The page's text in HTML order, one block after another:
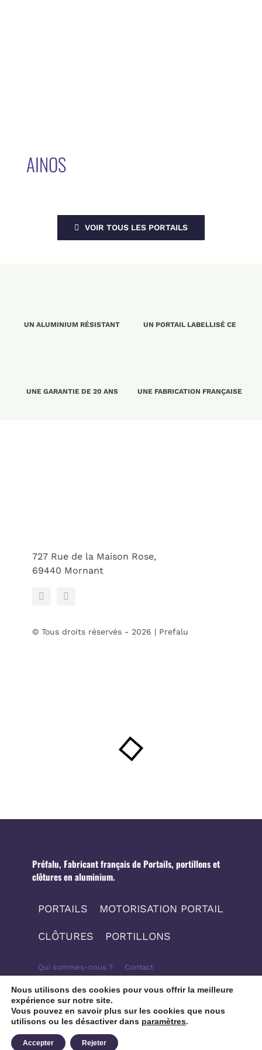
AINOS
VOIR TOUS LES PORTAILS
UN ALUMINIUM RÉSISTANT UN PORTAIL LABELLISÉ CE
UNE GARANTIE DE 20 ANS UNE FABRICATION FRANÇAISE
727 Rue de la Maison Rose,
69440 Mornant
© Tous droits réservés - 2026 | Prefalu
Préfalu, Fabricant français de Portails, portillons et
clôtures en aluminium.
PORTAILS MOTORISATION PORTAIL
CLÔTURES PORTILLONS
Qui sommes-nous ? Contact
Mentions légales Politique de confidentialité
Plan du site
Nous utilisons des cookies pour vous offrir la meilleure
expérience sur notre site.
Vous pouvez en savoir plus sur les cookies que nous
utilisons ou les désactiver dans paramètres.
Accepter Rejeter